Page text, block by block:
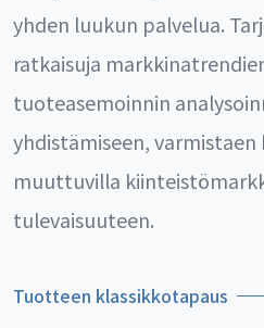
yhden luukun palvelua.
ratkaisuja
tuoteasemoinnin
yhdistämiseen,
muuttuvilla
tulevaisuuteen.
Tuotteen klassikkotapaus